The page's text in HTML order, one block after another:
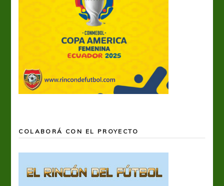
COLABORÁ CON EL PROYECTO